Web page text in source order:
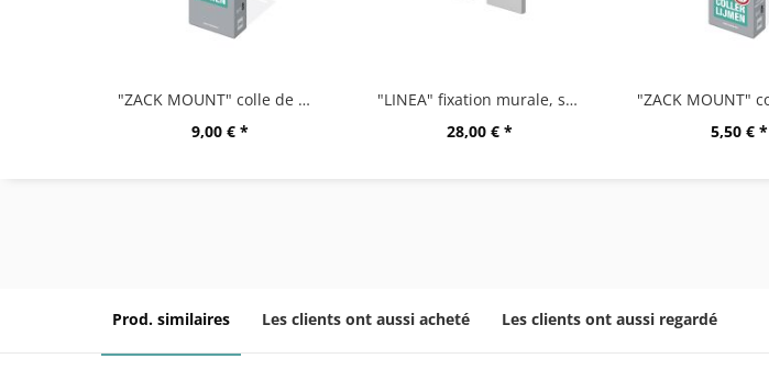
"ZACK MOUNT" colle de montage,12g
9,00 € *
"LINEA" fixation murale, set/2
28,00 € *
5,50 € *
Prod. similaires Les clients ont aussi acheté Les clients ont aussi regardé